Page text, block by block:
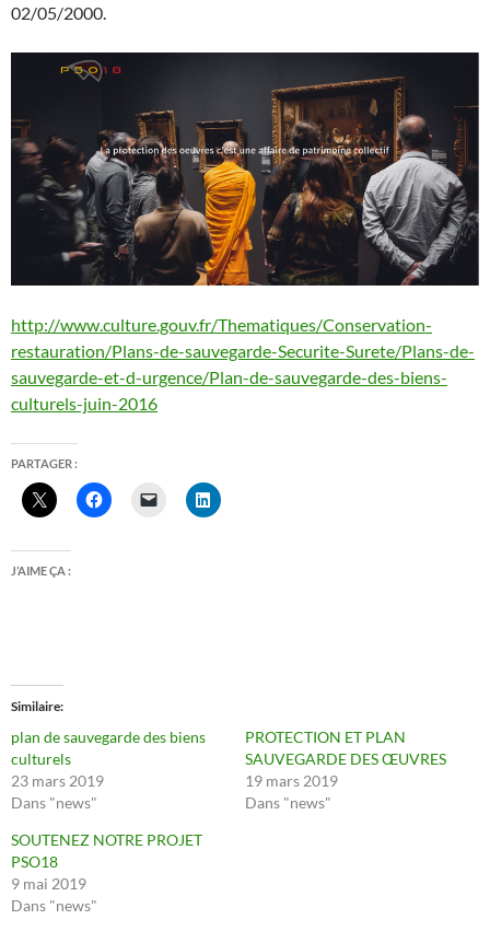
02/05/2000.
http://www.culture.gouv.fr/Thematiques/Conservation-
restauration/Plans-de-sauvegarde-Securite-Surete/Plans-de-
sauvegarde-et-d-urgence/Plan-de-sauvegarde-des-biens-
culturels-juin-2016
PARTAGER :
J’AIME ÇA :
Similaire
plan de sauvegarde des biens
culturels
23 mars 2019
Dans "news"
PROTECTION ET PLAN
SAUVEGARDE DES ŒUVRES
19 mars 2019
Dans "news"
SOUTENEZ NOTRE PROJET
PSO18
9 mai 2019
Dans "news"